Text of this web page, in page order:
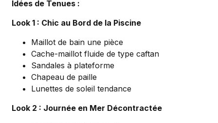
Idées de Tenues :
Look 1 : Chic au Bord de la Piscine
Maillot de bain une pièce
Cache-maillot fluide de type caftan
Sandales à plateforme
Chapeau de paille
Lunettes de soleil tendance
Look 2 : Journée en Mer Décontractée